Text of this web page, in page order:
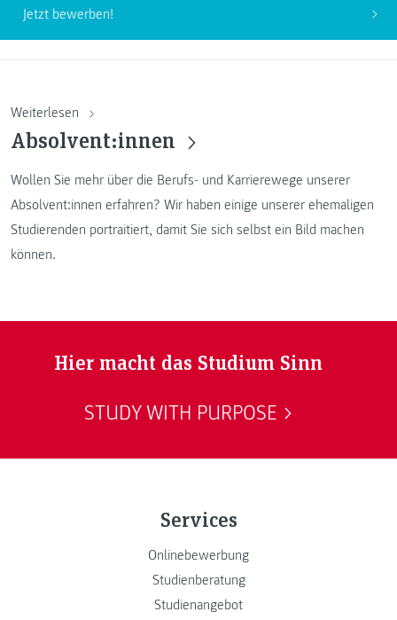
Jetzt bewerben!
Weiterlesen
Absolvent:innen
Wollen Sie mehr über die Berufs- und Karrierewege unserer
Absolvent:innen erfahren? Wir haben einige unserer ehemaligen
Studierenden portraitiert, damit Sie sich selbst ein Bild machen
können.
Hier macht das Studium Sinn
STUDY WITH PURPOSE
Services
Onlinebewerbung
Studienberatung
Studienangebot